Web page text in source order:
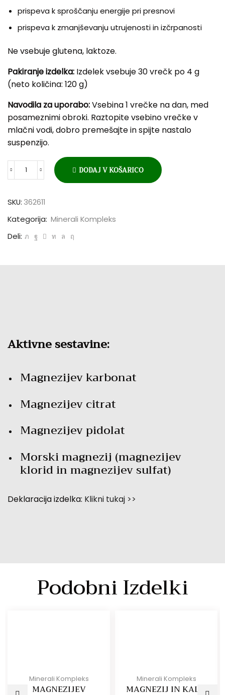
prispeva k sproščanju energije pri presnovi
prispeva k zmanjševanju utrujenosti in izčrpanosti
Ne vsebuje glutena, laktoze.
Pakiranje izdelka: Izdelek vsebuje 30 vrečk po 4 g
(neto količina: 120 g)
Navodila za uporabo:Vsebina 1 vrečke na dan, med
posamezni­mi obroki. Raztopite vsebino vrečke v
mlačni vodi, dobro premešajte in spijte nastalo
suspenzijo.
MAGNEZIJEV
–
VIRI,
VREČKE
DODAJ V KOŠARICO
SKU: 362611
Kategorija: Minerali Kompleks
Deli:
Aktivne sestavine:
Magnezijev karbonat
Magnezijev citrat
Magnezijev pidolat
Morski magnezij (magnezijev
klorid in magnezijev sulfat)
Deklaracija izdelka: Klikni tukaj >>
Podobni Izdelki
Minerali Kompleks
MAGNEZIJEV
Minerali Kompleks
MAGNEZIJ IN KALIJ